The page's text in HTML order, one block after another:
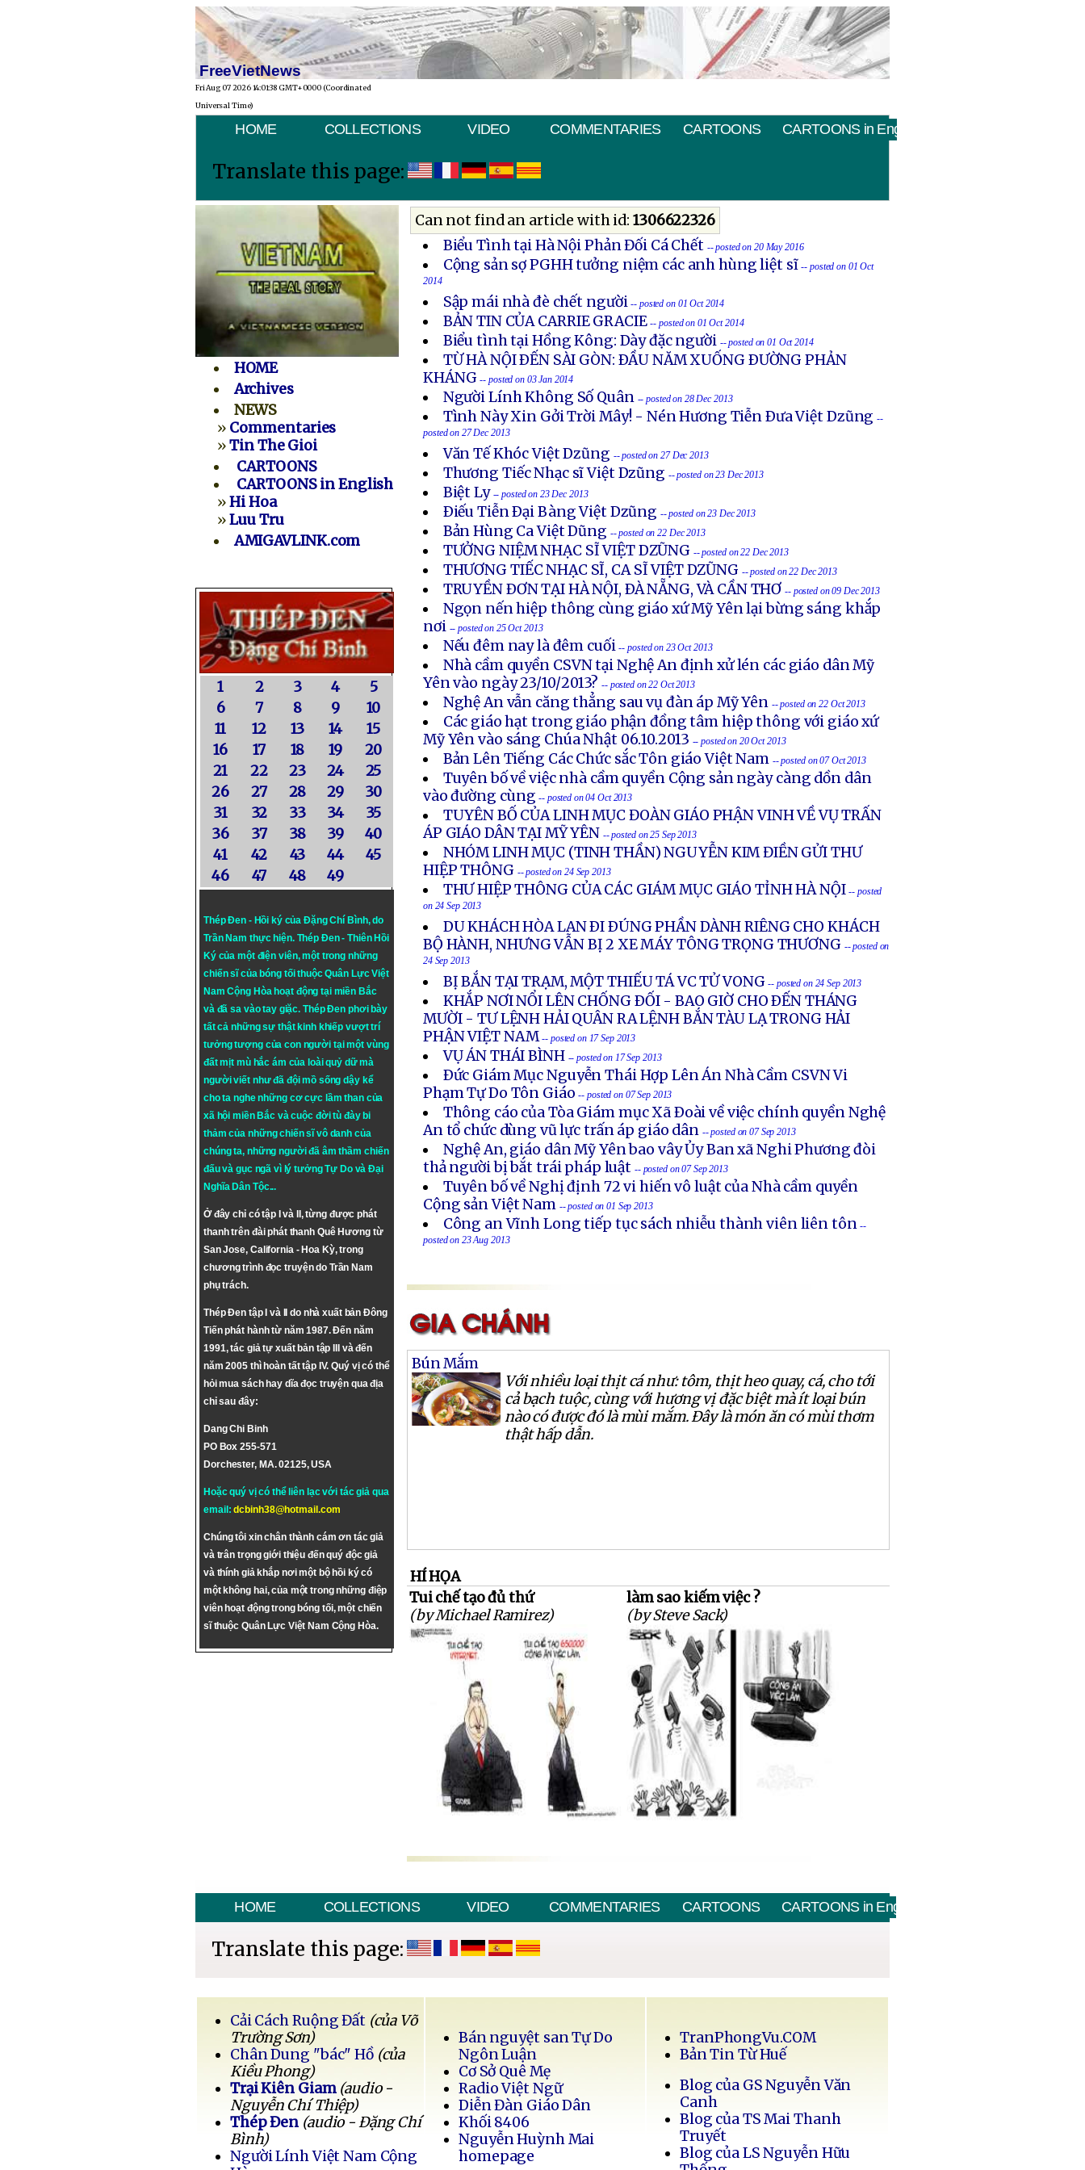
FreeVietNews
Fri Aug 07 2026 14:01:38 GMT+0000 (Coordinated
Universal Time)
HOME COLLECTIONS VIDEO COMMENTARIES CARTOONS CARTOONS in English
Translate this page:
HOME
Archives
NEWS
» Commentaries
»Tin The Gioi
CARTOONS
CARTOONS in English
»Hi Hoa
»Luu Tru
AMIGAVLINK.com
1 2 3 4
5
6
7 8 9
10
11
12 13 14
15
16
17 18 19
20
21
22 23 24
25
26
27 28 29
30
31
32 33 34
35
36
37 38 39
40
41
42 43 44
45
46
47 48 49
Thép Đen - Hồi ký của Đặng Chí Bình, do
Trần Nam thực hiện. Thép Đen- Thiên Hồi
Ký của một điện viên, một trong những
chiến sĩ của bóng tối thuộc Quân Lực Việt
Nam Cộng Hòa hoạt động tại miền Bắc
và đã sa vào tay giặc. Thép Đen phơi bày
tất cả những sự thật kinh khiếp vượt trí
tưởng tượng của con người tại một vùng
đất mịt mù hắc ám của loài quỷ dữ mà
người viết như đã đội mồ sống dậy kể
cho ta nghe những cơ cực lầm than của
xã hội miền Bắc và cuộc đời tù đày bi
thảm của những chiến sĩ vô danh của
chúng ta, những người đã âm thầm chiến
đấu và gục ngã vì lý tưởngTự DovàĐại
Nghĩa Dân Tộc...
Ở đây chỉ có tập I và II, từng được phát
thanh trên đài phát thanh Quê Hương từ
San Jose, California - Hoa Kỳ, trong
chương trình đọc truyện do Trần Nam
phụ trách.
Thép Đen tập I và II do nhà xuất bản Đông
Tiến phát hành từ năm 1987. Đến năm
1991, tác giả tự xuất bản tập III và đến
năm 2005 thì hoàn tất tập IV. Quý vị có thể
hỏi mua sách hay dĩa đọc truyện qua địa
chỉ sau đây:
Dang Chi Binh
PO Box 255-571
Dorchester, MA. 02125, USA
Hoặc quý vị có thể liên lạc với tác giả qua
email:dcbinh38@hotmail.com
Chúng tôi xin chân thành cám ơn tác giả
và trân trọng giới thiệu đến quý độc giả
và thính giả khắp nơi một bộ hồi ký có
một không hai, của một trong những điệp
viên hoạt động trong bóng tối, một chiến
sĩ thuộc Quân Lực Việt Nam Cộng Hòa.
Can not find an article with id: 1306622326
Biểu Tình tại Hà Nội Phản Đối Cá Chết -- posted on 20 May 2016
Cộng sản sợ PGHH tưởng niệm các anh hùng liệt sĩ -- posted on 01 Oct
2014
Sập mái nhà đè chết người -- posted on 01 Oct 2014
BẢN TIN CỦA CARRIE GRACIE-- posted on 01 Oct 2014
Biểu tình tại Hồng Kông: Dày đặc người -- posted on 01 Oct 2014
TỪ HÀ NỘI ÐẾN SÀI GÒN: ÐẦU NĂM XUỐNG ÐƯỜNG PHẢN
KHÁNG-- posted on 03 Jan 2014
Người Lính Không Số Quân -- posted on 28 Dec 2013
Tình Này Xin Gởi Trời Mây! - Nén Hương Tiễn Ðưa Việt Dzũng --
posted on 27 Dec 2013
Văn Tế Khóc Việt Dzũng -- posted on 27 Dec 2013
Thương Tiếc Nhạc sĩ Việt Dzũng -- posted on 23 Dec 2013
Biệt Ly -- posted on 23 Dec 2013
Ðiếu Tiễn Ðại Bàng Việt Dzũng -- posted on 23 Dec 2013
Bản Hùng Ca Việt Dũng -- posted on 22 Dec 2013
TƯỞNG NIỆM NHẠC SĨ VIỆT DZŨNG -- posted on 22 Dec 2013
THƯƠNG TIẾC NHẠC SĨ, CA SĨ VIỆT DZŨNG -- posted on 22 Dec 2013
TRUYỀN ÐƠN TẠI HÀ NỘI, ÐÀ NẴNG, VÀ CẦN THƠ -- posted on 09 Dec 2013
Ngọn nến hiệp thông cùng giáo xứ Mỹ Yên lại bừng sáng khắp
nơi -- posted on 25 Oct 2013
Nếu đêm nay là đêm cuối -- posted on 23 Oct 2013
Nhà cầm quyền CSVN tại Nghệ An định xử lén các giáo dân Mỹ
Yên vào ngày 23/10/2013?-- posted on 22 Oct 2013
Nghệ An vẫn căng thẳng sau vụ đàn áp Mỹ Yên -- posted on 22 Oct 2013
Các giáo hạt trong giáo phận đồng tâm hiệp thông với giáo xứ
Mỹ Yên vào sáng Chúa Nhật 06.10.2013 -- posted on 20 Oct 2013
Bản Lên Tiếng Các Chức sắc Tôn giáo Việt Nam -- posted on 07 Oct 2013
Tuyên bố về việc nhà cầm quyền Cộng sản ngày càng dồn dân
vào đường cùng -- posted on 04 Oct 2013
TUYÊN BỐ CỦA LINH MỤC ĐOÀN GIÁO PHẬN VINH VỀ VỤ TRẤN
ÁP GIÁO DÂN TẠI MỸ YÊN -- posted on 25 Sep 2013
NHÓM LINH MỤC (TINH THẦN) NGUYỄN KIM ĐIỀN GỬI THƯ
HIỆP THÔNG -- posted on 24 Sep 2013
THƯ HIỆP THÔNG CỦA CÁC GIÁM MỤC GIÁO TỈNH HÀ NỘI -- posted
on 24 Sep 2013
DU KHÁCH HÒA LAN ÐI ÐÚNG PHẦN DÀNH RIÊNG CHO KHÁCH
BỘ HÀNH, NHƯNG VẪN BỊ 2 XE MÁY TÔNG TRỌNG THƯƠNG -- posted on
24 Sep 2013
BỊ BẮN TẠI TRẠM, MỘT THIẾU TÁ VC TỬ VONG -- posted on 24 Sep 2013
KHẮP NƠI NỔI LÊN CHỐNG ÐỐI - BAO GIỜ CHO ÐẾN THÁNG
MƯỜI - TƯ LỆNH HẢI QUÂN RA LỆNH BẮN TÀU LẠ TRONG HẢI
PHẬN VIỆT NAM-- posted on 17 Sep 2013
VỤ ÁN THÁI BÌNH -- posted on 17 Sep 2013
Ðức Giám Mục Nguyễn Thái Hợp Lên Án Nhà Cầm CSVN Vi
Phạm Tự Do Tôn Giáo -- posted on 07 Sep 2013
Thông cáo của Tòa Giám mục Xã Ðoài về việc chính quyền Nghệ
An tổ chức dùng vũ lực trấn áp giáo dân -- posted on 07 Sep 2013
Nghệ An, giáo dân Mỹ Yên bao vây Ủy Ban xã Nghi Phương đòi
thả người bị bắt trái pháp luật -- posted on 07 Sep 2013
Tuyên bố về Nghị định 72 vi hiến vô luật của Nhà cầm quyền
Cộng sản Việt Nam -- posted on 01 Sep 2013
Công an Vĩnh Long tiếp tục sách nhiễu thành viên liên tôn --
posted on 23 Aug 2013
Bún Mắm
Với nhiều loại thịt cá như: tôm, thịt heo quay, cá, cho tới
cả bạch tuộc, cùng với hương vị đặc biệt mà ít loại bún
nào có được đó là mùi mắm. Đây là món ăn có mùi thơm
thật hấp dẫn.
HÍ HỌA
Tui chế tạo đủ thứ
(by Michael Ramirez)
làm sao kiếm việc ?
(by Steve Sack)
HOME COLLECTIONS VIDEO COMMENTARIES CARTOONS CARTOONS in English
Translate this page:
Cải Cách Ruộng Đất (của Võ
Trường Sơn)
Chân Dung "bác" Hồ (của
Kiều Phong)
Trại Kiên Giam (audio -
Nguyễn Chí Thiệp)
Thép Đen (audio - Đặng Chí
Bình)
Người Lính Việt Nam Cộng
Bán nguyệt san Tự Do
Ngôn Luận
Cơ Sở Quê Mẹ
Radio Việt Ngữ
Diễn Đàn Giáo Dân
Khối 8406
Nguyễn Huỳnh Mai
homepage
TranPhongVu.COM
Bản Tin Từ Huế
Blog của GS Nguyễn Văn
Canh
Blog của TS Mai Thanh
Truyết
Blog của LS Nguyễn Hữu